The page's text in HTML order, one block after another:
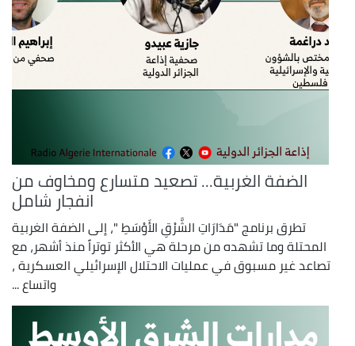
الضفة الغربية... تصعيد متسارع ومخاوف من
انفجار شامل
تطرق برنامج "مَدَارَاتِ الشَّرْقِ الأَوْسَطِ "، إلى الضفة الغربية
المحتلة وما تشهده من مرحلة هي الأكثر توتراً منذ أشهر، مع
تصاعد غير مسبوق في عمليات الاحتلال الإسرائيلي العسكرية ،
واتساع ...